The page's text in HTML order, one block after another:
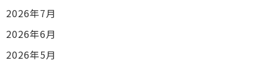
2026年7月
2026年6月
2026年5月